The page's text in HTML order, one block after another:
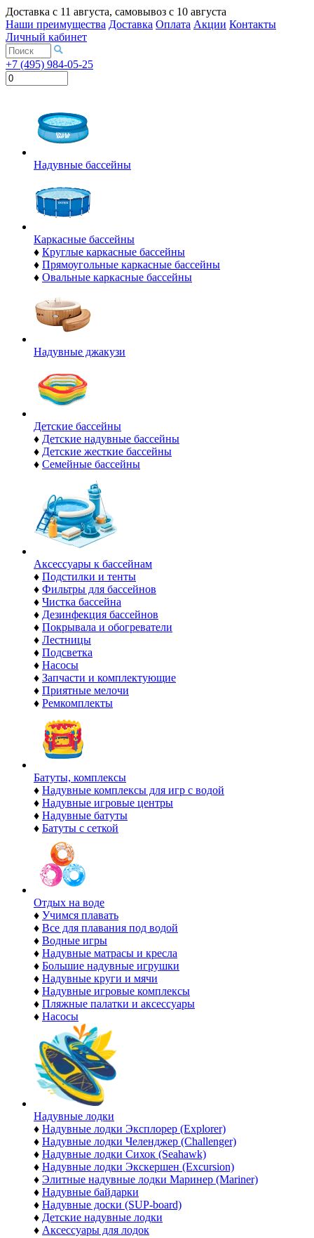
Доставка с 11 августа, самовывоз с 10 августа
Наши преимущества Доставка Оплата Акции Контакты
Личный кабинет
+7 (495) 984-05-25
Надувные бассейны
Каркасные бассейны
♦ Круглые каркасные бассейны
♦ Прямоугольные каркасные бассейны
♦ Овальные каркасные бассейны
Надувные джакузи
Детские бассейны
♦ Детские надувные бассейны
♦ Детские жесткие бассейны
♦ Семейные бассейны
Аксессуары к бассейнам
♦ Подстилки и тенты
♦ Фильтры для бассейнов
♦ Чистка бассейна
♦ Дезинфекция бассейнов
♦ Покрывала и обогреватели
♦ Лестницы
♦ Подсветка
♦ Насосы
♦ Запчасти и комплектующие
♦ Приятные мелочи
♦ Ремкомплекты
Батуты, комплексы
♦ Надувные комплексы для игр с водой
♦ Надувные игровые центры
♦ Надувные батуты
♦ Батуты с сеткой
Отдых на воде
♦ Учимся плавать
♦ Все для плавания под водой
♦ Водные игры
♦ Надувные матрасы и кресла
♦ Большие надувные игрушки
♦ Надувные круги и мячи
♦ Надувные игровые комплексы
♦ Пляжные палатки и аксессуары
♦ Насосы
Надувные лодки
♦ Надувные лодки Эксплорер (Explorer)
♦ Надувные лодки Челенджер (Challenger)
♦ Надувные лодки Сихок (Seahawk)
♦ Надувные лодки Экскершен (Excursion)
♦ Элитные надувные лодки Маринер (Mariner)
♦ Надувные байдарки
♦ Надувные доски (SUP-board)
♦ Детские надувные лодки
♦ Аксессуары для лодок